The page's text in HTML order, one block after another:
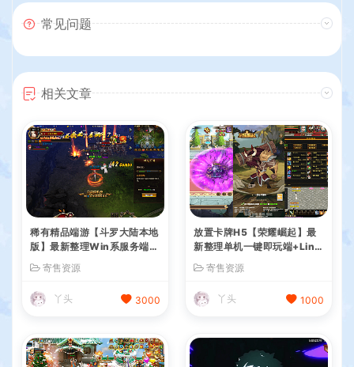
常见问题
相关文章
稀有精品端游【斗罗大陆本地
版】最新整理Win系服务端+
PC客户端+网页注册+CDK授
权后台+管理后台+详细搭建
教程
寄售资源
丫头 3000
放置卡牌H5【荣耀崛起】最
新整理单机一键即玩端+Linu
x手工服务端+CDK授权后台
+简易安卓+详细搭建教程+全
套源码
寄售资源
丫头 1000